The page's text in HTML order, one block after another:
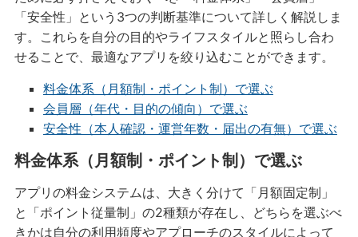
「安全性」という3つの判断基準について詳しく解説しま
す。これらを自分の目的やライフスタイルと照らし合わ
せることで、最適なアプリを絞り込むことができます。
料金体系（月額制・ポイント制）で選ぶ
会員層（年代・目的の傾向）で選ぶ
安全性（本人確認・運営年数・届出の有無）で選ぶ
料金体系（月額制・ポイント制）で選ぶ
アプリの料金システムは、大きく分けて「月額固定制」
と「ポイント従量制」の2種類が存在し、どちらを選ぶべ
きかは自分の利用頻度やアプローチのスタイルによって